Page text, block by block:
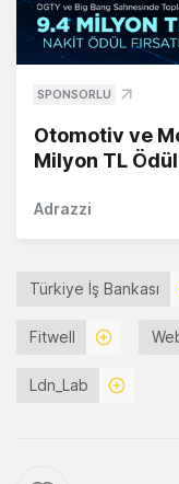
SPONSORLU
Otomotiv ve
Milyon TL
Adrazzi
Türkiye İş Bankası
Fitwell
Ldn_Lab